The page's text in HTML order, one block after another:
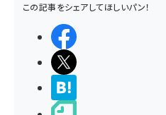
この記事をシェアしてほしいパン！